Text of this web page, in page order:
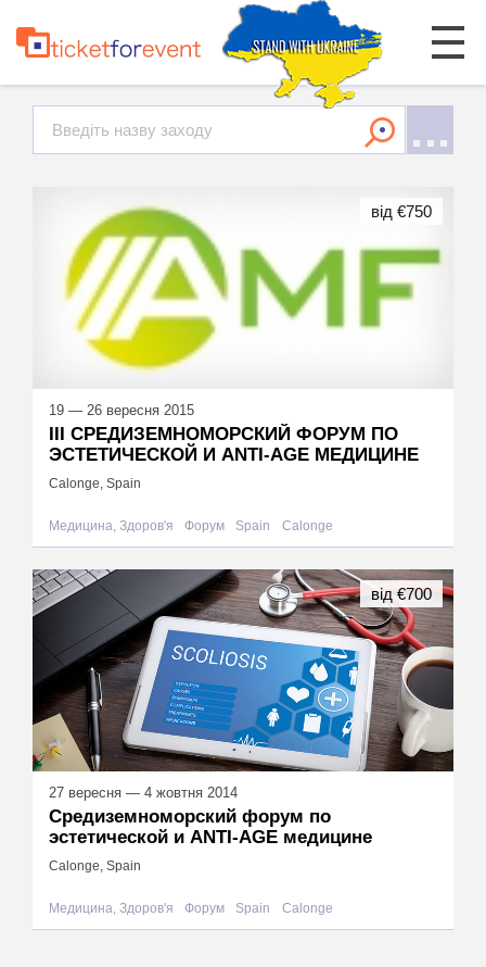
19 — 26 вересня 2015
III СРЕДИЗЕМНОМОРСКИЙ ФОРУМ ПО
ЭСТЕТИЧЕСКОЙ И ANTI-AGE МЕДИЦИНЕ
Calonge, Spain
Медицина, Здоров'я Форум Spain Calonge
від €750
27 вересня — 4 жовтня 2014
Средиземноморский форум по
эстетической и ANTI-AGE медицине
Calonge, Spain
Медицина, Здоров'я Форум Spain Calonge
від €700